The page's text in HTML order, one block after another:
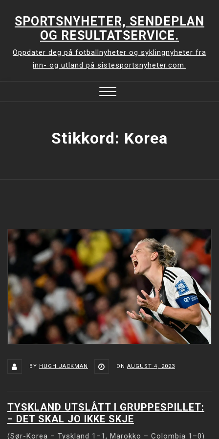
SPORTSNYHETER, SENDEPLAN
OG RESULTATSERVICE.
Oppdater deg på fotballnyheter og syklingnyheter fra
inn- og utland på sistesportsnyheter.com.
Stikkord: Korea
BY HUGH JACKMAN ON AUGUST 4, 2023
TYSKLAND UTSLÅTT I GRUPPESPILLET:
− DET SKAL JO IKKE SKJE
(Sør-Korea – Tyskland 1–1, Marokko – Colombia 1–0)